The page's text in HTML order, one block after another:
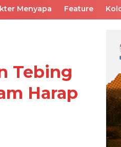
Menyapa Feature
Tebing
Harap